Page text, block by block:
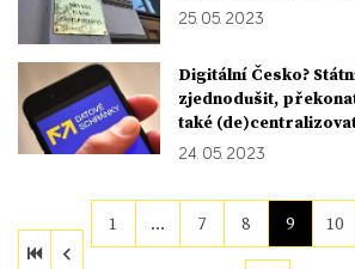
25. 05. 2023
Digitální Česko?
zjednodušit,
také
24. 05. 2023
1 … 7 8 9 10